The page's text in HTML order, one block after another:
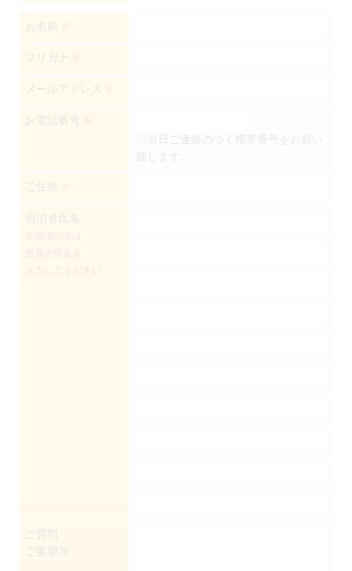
お名前
フリガナ
メールアドレス
お電話番号
〇当日ご連絡のつく携帯番号をお願い
致します。
ご住所
宿泊者氏名
ご質問
ご要望等